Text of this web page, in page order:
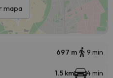
mapa
697 m 9 min
1.5 km 4 min